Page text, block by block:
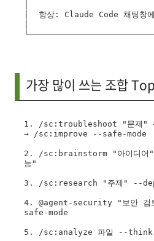
│  항상: Claude Code 채팅
가장 많이 쓰는 조합
1. /sc:troubleshoot "문제"
→ /sc:improve --safe-mode
2. /sc:brainstorm "아이디
능"
3. /sc:research "주제" --
4. @agent-security "보안
safe-mode